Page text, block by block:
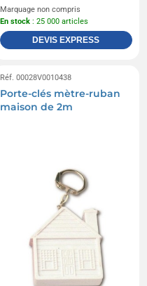
Marquage non compris
En stock : 25 000 articles
DEVIS EXPRESS
Réf. 00028V0010438
Porte-clés mètre-ruban
maison de 2m